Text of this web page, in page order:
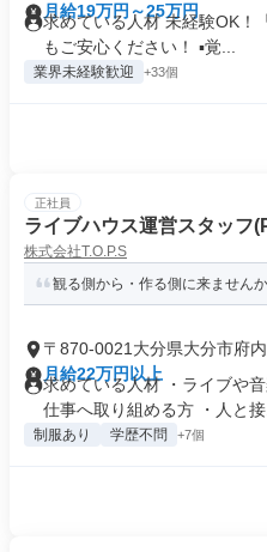
月給19万円～25万円
求めている人材 未経験OK
もご安心ください！ ▪️覚...
業界未経験歓迎 +33個
正社員
ライブハウス運営スタッフ
株式会社T.O.P.S
観る側から・作る側に来ませんか
〒870-0021大分県大分市府
月給22万円以上
求めている人材 ・ライブや
仕事へ取り組める方 ・人と接
制服あり 学歴不問 +7個